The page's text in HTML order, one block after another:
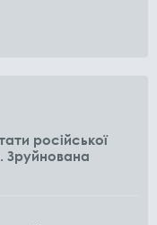
російської
Зруйнована